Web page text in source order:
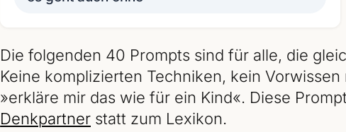
Die folgenden 40 Prompts sind für alle, die
Keine komplizierten Techniken, kein
»erkläre mir das wie für ein Kind«. Diese
Denkpartner statt zum Lexikon.